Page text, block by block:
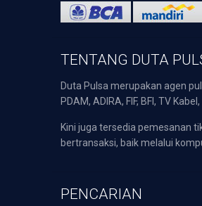
TENTANG DUTA
Duta Pulsa merupakan agen
PDAM, ADIRA, FIF, BFI, TV
Kini juga tersedia pemesanan
bertransaksi, baik melalui
PENCARIAN